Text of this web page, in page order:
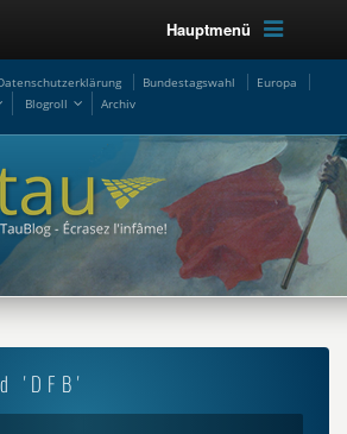
Hauptmenü
Bundestagswahl
Europa
Blogroll Archiv
'DFB'